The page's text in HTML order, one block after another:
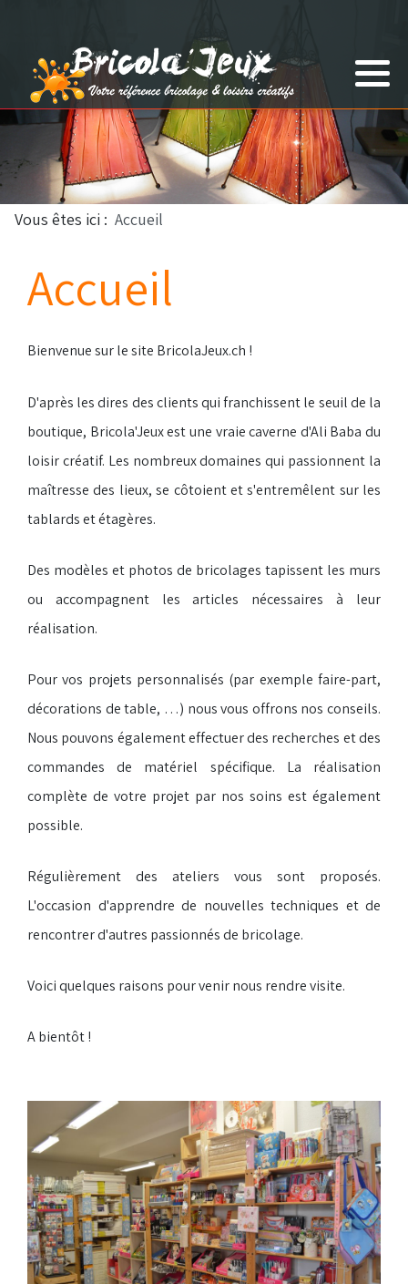
Vous êtes ici : Accueil
Accueil
Bienvenue sur le site BricolaJeux.ch !
D'après les dires des clients qui franchissent le seuil de la
boutique, Bricola'Jeux est une vraie caverne d'Ali Baba du
loisir créatif. Les nombreux domaines qui passionnent la
maîtresse des lieux, se côtoient et s'entremêlent sur les
tablards et étagères.
Des modèles et photos de bricolages tapissent les murs
ou accompagnent les articles nécessaires à leur
réalisation.
Pour vos projets personnalisés (par exemple faire-part,
décorations de table, …) nous vous offrons nos conseils.
Nous pouvons également effectuer des recherches et des
commandes de matériel spécifique. La réalisation
complète de votre projet par nos soins est également
possible.
Régulièrement des ateliers vous sont proposés.
L'occasion d'apprendre de nouvelles techniques et de
rencontrer d'autres passionnés de bricolage.
Voici quelques raisons pour venir nous rendre visite.
A bientôt !
Tout-petits
Adultes
Anniversaire